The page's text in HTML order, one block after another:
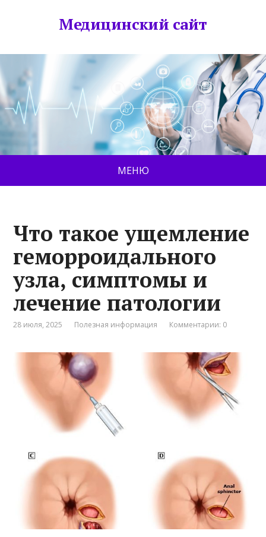
Медицинский сайт
МЕНЮ
Что такое ущемление
геморроидального
узла, симптомы и
лечение патологии
28 июля, 2025 Полезная информация Комментарии: 0